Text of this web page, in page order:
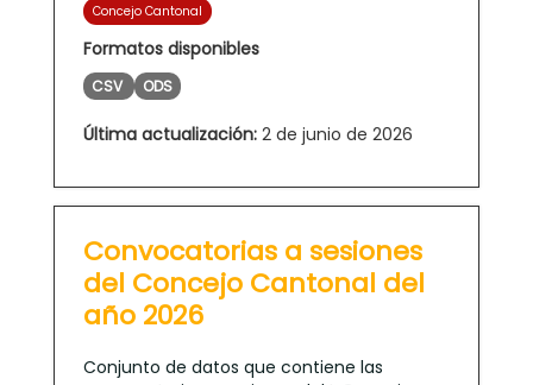
Concejo Cantonal
Formatos disponibles
CSV ODS
Última actualización: 2 de junio de 2026
Convocatorias a sesiones
del Concejo Cantonal del
año 2026
Conjunto de datos que contiene las